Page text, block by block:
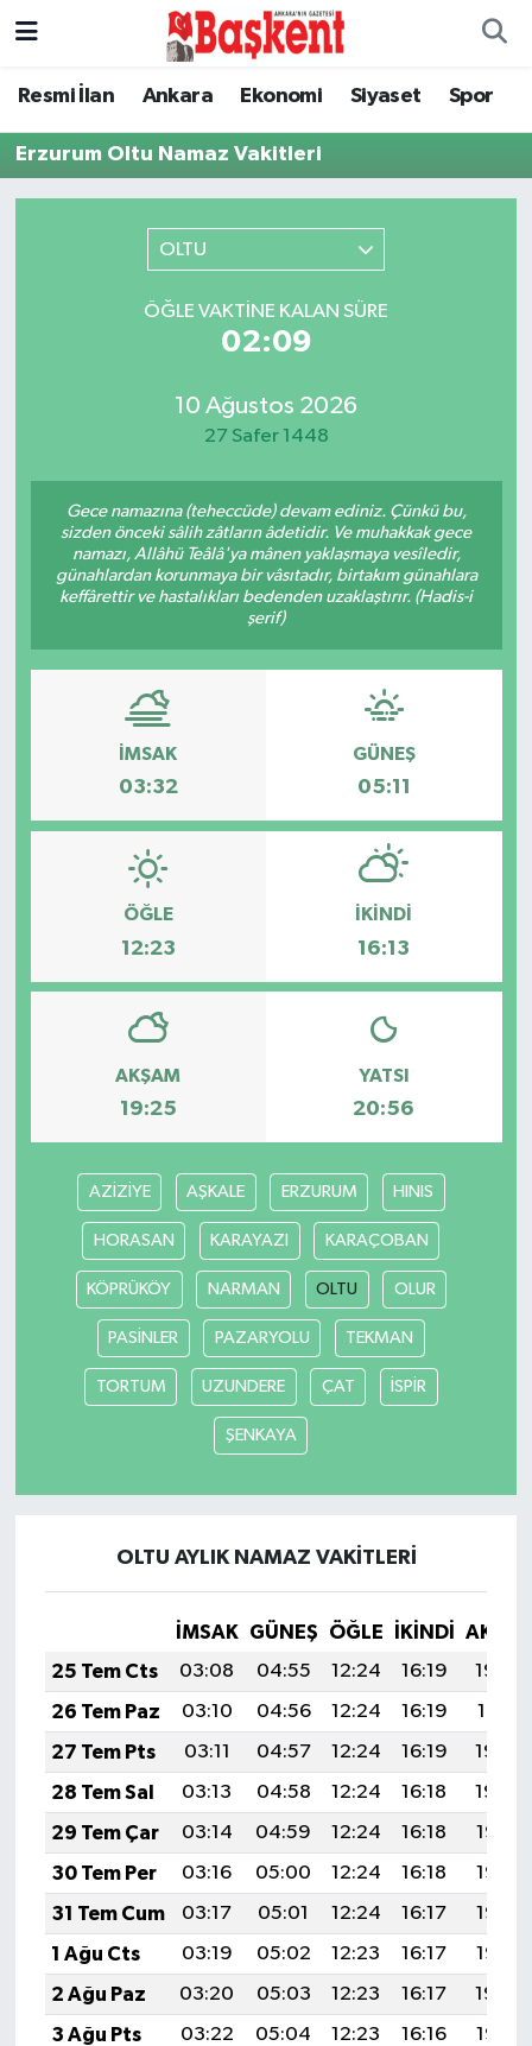
Resmi İlan Ankara Ekonomi Siyaset Spor
Erzurum Oltu Namaz Vakitleri
OLTU
ÖĞLE VAKTINE KALAN SÜRE
02:09
10 Ağustos 2026
27 Safer 1448
Gece namazına (teheccüde) devam ediniz. Çünkü bu,
sizden önceki sâlih zâtların âdetidir. Ve muhakkak gece
namazı, Allâhü Teâlâ'ya mânen yaklaşmaya vesîledir,
günahlardan korunmaya bir vâsıtadır, birtakım günahlara
keffârettir ve hastalıkları bedenden uzaklaştırır. (Hadis-i
şerif)
İMSAK
03:32
GÜNEŞ
05:11
ÖĞLE
12:23
İKINDI
16:13
AKŞAM
19:25
YATSI
20:56
AZİZİYE AŞKALE ERZURUM HINIS
HORASAN KARAYAZI KARAÇOBAN
KÖPRÜKÖY NARMAN OLTU OLUR
PASİNLER PAZARYOLU TEKMAN
TORTUM UZUNDERE ÇAT İSPİR
ŞENKAYA
OLTU AYLIK NAMAZ VAKITLERI
İMSAK GÜNEŞ ÖĞLE İKINDI
25 Tem Cts
03:08 04:55 12:24 16:19
19:42
26 Tem Paz
03:10 04:56 12:24 16:19
19:41
27 Tem Pts
03:11 04:57 12:24 16:19
19:40
28 Tem Sal
03:13 04:58 12:24 16:18
19:39
29 Tem Çar
03:14 04:59 12:24 16:18
19:38
30 Tem Per
03:16 05:00 12:24 16:18
19:37
31 Tem Cum
03:17 05:01 12:24 16:17
19:36
1 Ağu Cts
03:19 05:02 12:23 16:17
19:35
2 Ağu Paz
03:20 05:03 12:23 16:17
19:34
3 Ağu Pts
03:22 05:04 12:23 16:16
19:33
Ankara
Asayiş
Gündem
Güvenlik
Magazin
Özel Haber
Resmi İlan
Siyaset
Spor
Yaşam
Ankara Nöbetçi Eczaneler
Ankara Hava Durumu
Ankara Trafik Yoğunluk Haritası
Süper Lig Puan Durumu ve Fikstür
Tüm Manşetler
Haber Arşivi